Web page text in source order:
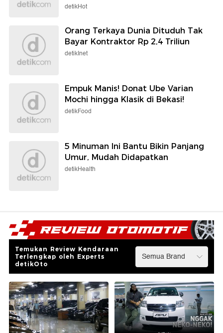
detikHot
Orang Terkaya Dunia Dituduh Tak
Bayar Kontraktor Rp 2,4 Triliun
detikInet
Empuk Manis! Donat Ube Varian
Mochi hingga Klasik di Bekasi!
detikFood
5 Minuman Ini Bantu Bikin Panjang
Umur, Mudah Didapatkan
detikHealth
Temukan Review Kendaraan
Terlengkap oleh Experts
detikOto